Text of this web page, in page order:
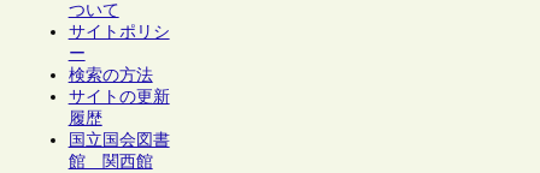
ついて
サイトポリシ
ー
検索の方法
サイトの更新
履歴
国立国会図書
館 関西館